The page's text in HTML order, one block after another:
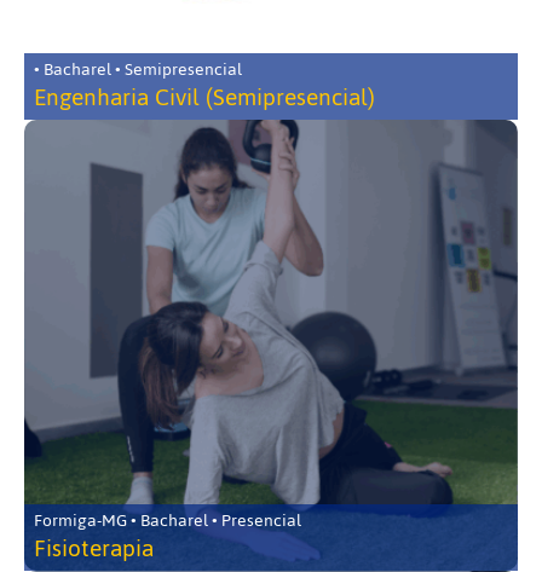
• Bacharel • Semipresencial
Engenharia Civil (Semipresencial)
Formiga-MG • Bacharel • Presencial
Fisioterapia